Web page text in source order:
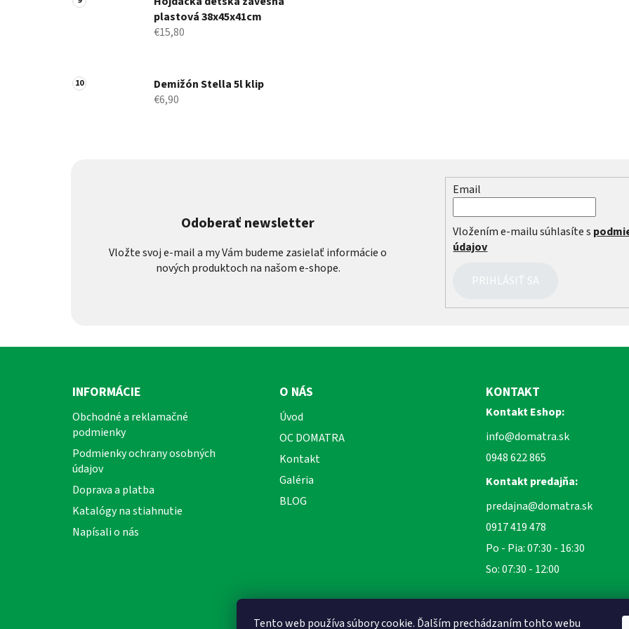
Tento web používa súbory cookie. Ďalším prechádzaním tohto webu
plastová 38x45x41cm
€15,80
Demižón Stella 5l klip
€6,90
Odoberať newsletter
Vložte svoj e-mail a my Vám budeme zasielať informácie o
nových produktoch na našom e-shope.
Email
Vložením e-mailu súhlasíte s
údajov
PRIHLÁSIŤ SA
INFORMÁCIE
Obchodné a reklamačné
podmienky
Podmienky ochrany osobných
údajov
Doprava a platba
Katalógy na stiahnutie
Napísali o nás
O NÁS
Úvod
OC DOMATRA
Kontakt
Galéria
BLOG
KONTAKT
Kontakt Eshop:
info@domatra.sk
0948 622 865
Kontakt predajňa:
predajna@domatra.sk
0917 419 478
Po - Pia: 07:30 - 16:30
So: 07:30 - 12:00